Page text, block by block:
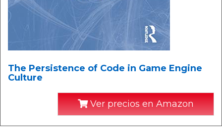
The Persistence of Code in Game Engine
Culture
Ver precios en Amazon